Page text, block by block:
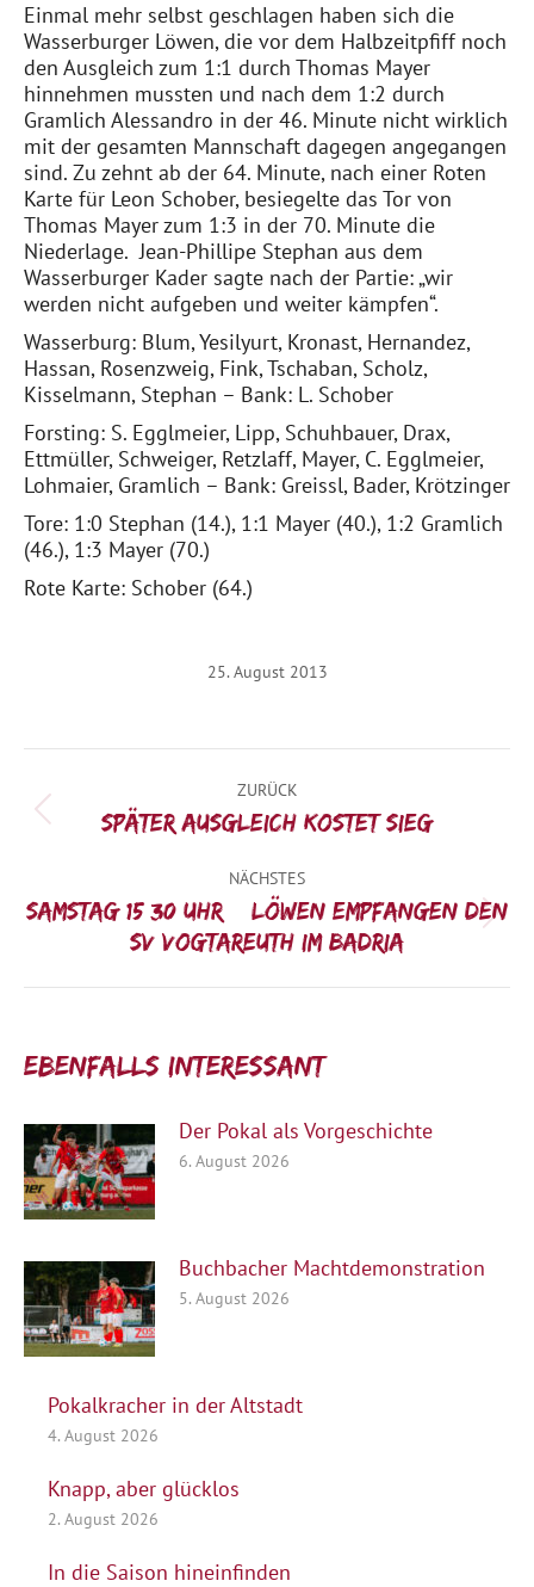
Einmal mehr selbst geschlagen haben sich die
Wasserburger Löwen, die vor dem Halbzeitpfiff noch
den Ausgleich zum 1:1 durch Thomas Mayer
hinnehmen mussten und nach dem 1:2 durch
Gramlich Alessandro in der 46. Minute nicht wirklich
mit der gesamten Mannschaft dagegen angegangen
sind. Zu zehnt ab der 64. Minute, nach einer Roten
Karte für Leon Schober, besiegelte das Tor von
Thomas Mayer zum 1:3 in der 70. Minute die
Niederlage. Jean-Phillipe Stephan aus dem
Wasserburger Kader sagte nach der Partie: „wir
werden nicht aufgeben und weiter kämpfen“.
Wasserburg: Blum, Yesilyurt, Kronast, Hernandez,
Hassan, Rosenzweig, Fink, Tschaban, Scholz,
Kisselmann, Stephan – Bank: L. Schober
Forsting: S. Egglmeier, Lipp, Schuhbauer, Drax,
Ettmüller, Schweiger, Retzlaff, Mayer, C. Egglmeier,
Lohmaier, Gramlich – Bank: Greissl, Bader, Krötzinger
Tore: 1:0 Stephan (14.), 1:1 Mayer (40.), 1:2 Gramlich
(46.), 1:3 Mayer (70.)
Rote Karte: Schober (64.)
25. August 2013
ZURÜCK
Vorheriger
Später Ausgleich kostet Sieg
NÄCHSTES
Nächster
Beitrag:
Samstag 15:30 Uhr – Löwen empfangen den
SV Vogtareuth im Badria
Ebenfalls interessant:
Der Pokal als Vorgeschichte
6. August 2026
Buchbacher Machtdemonstration
5. August 2026
Pokalkracher in der Altstadt
4. August 2026
Knapp, aber glücklos
2. August 2026
In die Saison hineinfinden